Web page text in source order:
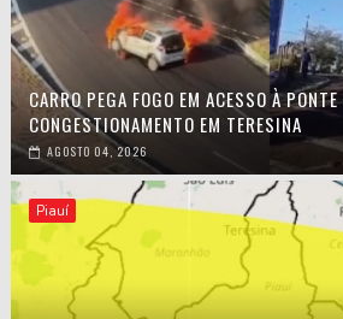
CARRO PEGA FOGO EM ACESSO À
CONGESTIONAMENTO EM TERESINA
AGOSTO 04, 2026
Piauí